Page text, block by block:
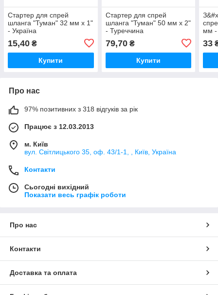
Стартер для спрей
шланга "Туман" 32 мм х 1"
- Україна
15,40 ₴
Купити
Стартер для спрей
шланга "Туман" 50 мм х 2"
- Туреччина
79,70₴
Купити
мм -
33
Про нас
97% позитивних з 318 відгуків за рік
Працює з 12.03.2013
м. Київ
вул. Світлицького 35, оф. 43/1-1, , Київ, Україна
Контакти
Сьогодні вихідний
Показати весь графік роботи
Про нас
Контакти
Доставка та оплата